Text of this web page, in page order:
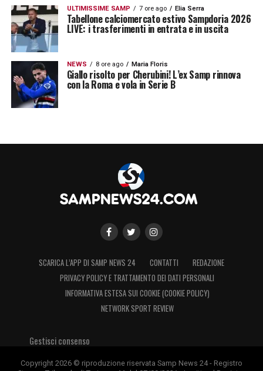
la Sampdoria ha avuto fortuna, perchè ha
sempre avuto sani i tre centrocampisti
Thorsby, Ekdal e Silva, sennò a centrocampo
non esiste un’alternativa affidabile».
LA PLAYLIST DELLE NOSTRE TOP NEWS
ULTIMISSIME SAMP 7 ore ago Elia Serra
Tabellone calciomercato estivo Sampdoria 2026
LIVE: i trasferimenti in entrata e in uscita
NEWS 8 ore ago Maria Floris
Giallo risolto per Cherubini! L’ex Samp rinnova
con la Roma e vola in Serie B
SCARICA L’APP DI SAMP NEWS 24 CONTATTI
REDAZIONE
PRIVACY POLICY E TRATTAMENTO DEI DATI PERSONALI
INFORMATIVA ESTESA SUI COOKIE (COOKIE POLICY)
NETWORK SPORT REVIEW
Gestisci consenso
Copyright 2026 © riproduzione riservata Samp News 24 - Registro